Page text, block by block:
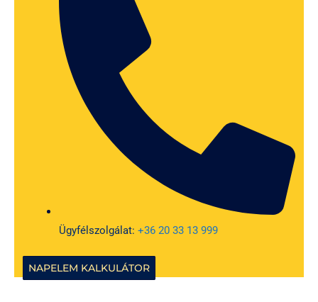
Ügyfélszolgálat:+36 20 33 13 999
NAPELEM KALKULÁTOR